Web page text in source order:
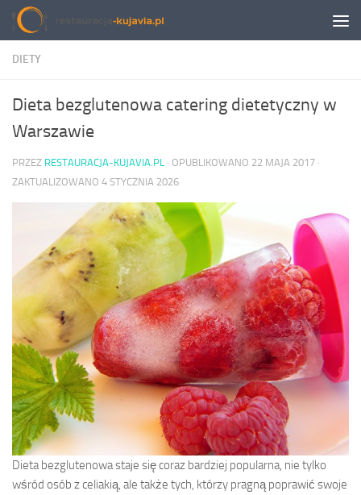
Przeskocz do treści
DIETY
Dieta bezglutenowa catering dietetyczny w
Warszawie
PRZEZ RESTAURACJA-KUJAVIA.PL · OPUBLIKOWANO 22 MAJA 2017 ·
ZAKTUALIZOWANO 4 STYCZNIA 2026
Dieta bezglutenowa staje się coraz bardziej popularna, nie tylko
wśród osób z celiakią, ale także tych, którzy pragną poprawić swoje